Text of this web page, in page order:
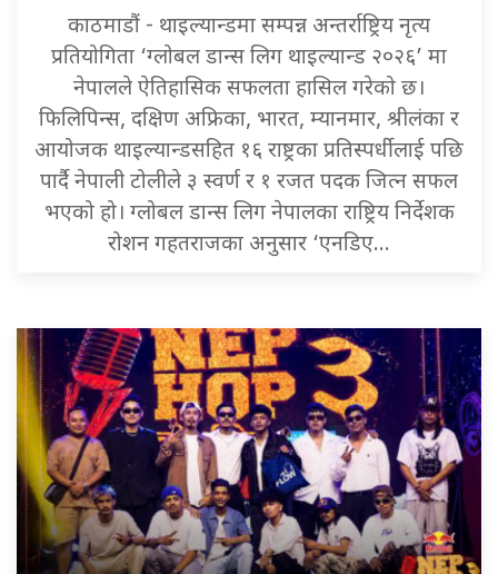
काठमाडौं - थाइल्यान्डमा सम्पन्न अन्तर्राष्ट्रिय नृत्य
प्रतियोगिता ‘ग्लोबल डान्स लिग थाइल्यान्ड २०२६’ मा
नेपालले ऐतिहासिक सफलता हासिल गरेको छ।
फिलिपिन्स, दक्षिण अफ्रिका, भारत, म्यानमार, श्रीलंका र
आयोजक थाइल्यान्डसहित १६ राष्ट्रका प्रतिस्पर्धीलाई पछि
पार्दै नेपाली टोलीले ३ स्वर्ण र १ रजत पदक जित्न सफल
भएको हो। ग्लोबल डान्स लिग नेपालका राष्ट्रिय निर्देशक
रोशन गहतराजका अनुसार ‘एनडिए…